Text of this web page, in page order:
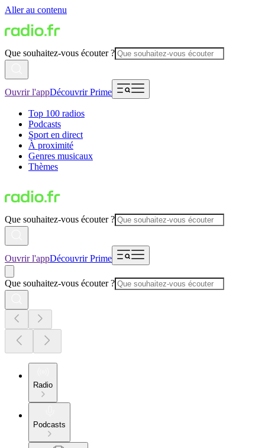
Aller au contenu
Que souhaitez-vous écouter ?
Ouvrir l'appDécouvrir Prime
Top 100 radios
Podcasts
Sport en direct
À proximité
Genres musicaux
Thèmes
Que souhaitez-vous écouter ?
Ouvrir l'appDécouvrir Prime
Que souhaitez-vous écouter ?
Radio
Podcasts